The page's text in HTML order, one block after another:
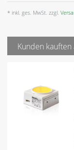
* inkl. ges. MwSt. zzgl.
Kunden kauften